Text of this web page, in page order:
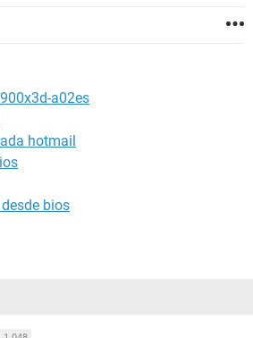
a02es
hotmail
bios